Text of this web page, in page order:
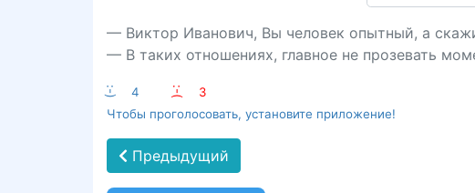
— Виктор Иванович, Вы человек опытный, а
— В таких отношениях, главное не прозевать
:-) 4 :-(
3
Чтобы проголосовать, установите приложение!
Предыдущий